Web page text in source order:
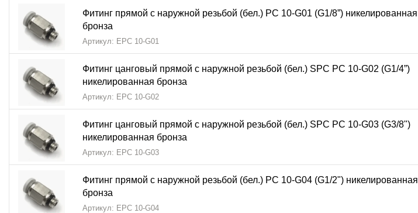
Фитинг прямой с наружной резьбой (бел.) PC 10-G01 (G1/8”) никелированная
бронза
Артикул: EPC 10-G01
Фитинг цанговый прямой с наружной резьбой (бел.) SPC PC 10-G02 (G1/4”)
никелированная бронза
Артикул: EPC 10-G02
Фитинг цанговый прямой с наружной резьбой (бел.) SPC PC 10-G03 (G3/8")
никелированная бронза
Артикул: EPC 10-G03
Фитинг прямой с наружной резьбой (бел.) PC 10-G04 (G1/2") никелированная
бронза
Артикул: EPC 10-G04